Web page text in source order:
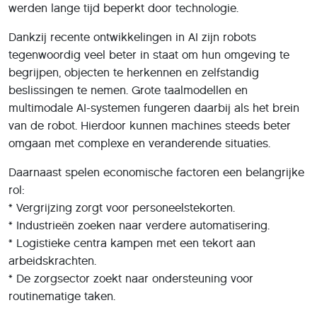
werden lange tijd beperkt door technologie.
Dankzij recente ontwikkelingen in AI zijn robots
tegenwoordig veel beter in staat om hun omgeving te
begrijpen, objecten te herkennen en zelfstandig
beslissingen te nemen. Grote taalmodellen en
multimodale AI-systemen fungeren daarbij als het brein
van de robot. Hierdoor kunnen machines steeds beter
omgaan met complexe en veranderende situaties.
Daarnaast spelen economische factoren een belangrijke
rol:
* Vergrijzing zorgt voor personeelstekorten.
* Industrieën zoeken naar verdere automatisering.
* Logistieke centra kampen met een tekort aan
arbeidskrachten.
* De zorgsector zoekt naar ondersteuning voor
routinematige taken.